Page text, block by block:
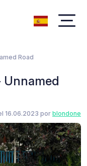
Road
Unnamed
16.06.2023 por blondone